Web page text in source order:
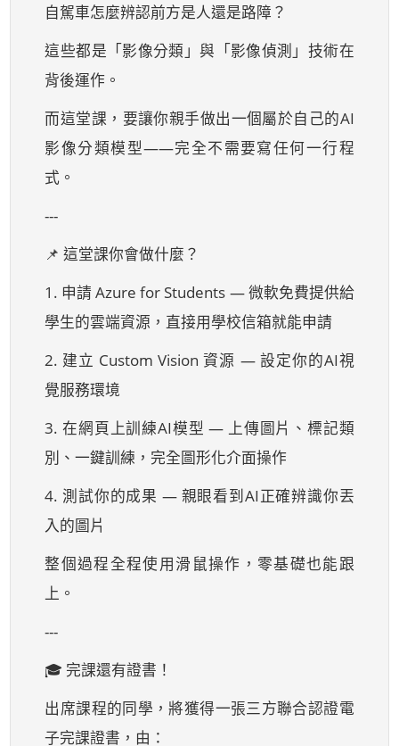
自駕車怎麼辨認前方是人還是路障？
這些都是「影像分類」與「影像偵測」技術在
背後運作。
而這堂課，要讓你親手做出一個屬於自己的AI
影像分類模型——完全不需要寫任何一行程
式。
---
📌 這堂課你會做什麼？
1. 申請 Azure for Students — 微軟免費提供給
學生的雲端資源，直接用學校信箱就能申請
2. 建立 Custom Vision 資源 — 設定你的AI視
覺服務環境
3. 在網頁上訓練AI模型 — 上傳圖片、標記類
別、一鍵訓練，完全圖形化介面操作
4. 測試你的成果 — 親眼看到AI正確辨識你丟
入的圖片
整個過程全程使用滑鼠操作，零基礎也能跟
上。
---
🎓 完課還有證書！
出席課程的同學，將獲得一張三方聯合認證電
子完課證書，由：